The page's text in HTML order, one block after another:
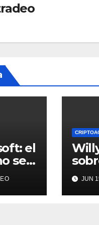
el
se
deJUN